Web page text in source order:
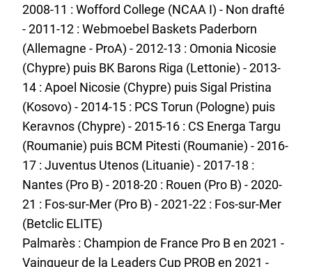
2008-11 : Wofford College (NCAA I) - Non drafté
- 2011-12 : Webmoebel Baskets Paderborn
(Allemagne - ProA) - 2012-13 : Omonia Nicosie
(Chypre) puis BK Barons Riga (Lettonie) - 2013-
14 : Apoel Nicosie (Chypre) puis Sigal Pristina
(Kosovo) - 2014-15 : PCS Torun (Pologne) puis
Keravnos (Chypre) - 2015-16 : CS Energa Targu
(Roumanie) puis BCM Pitesti (Roumanie) - 2016-
17 : Juventus Utenos (Lituanie) - 2017-18 :
Nantes (Pro B) - 2018-20 : Rouen (Pro B) - 2020-
21 : Fos-sur-Mer (Pro B) - 2021-22 : Fos-sur-Mer
(Betclic ELITE)
Palmarès : Champion de France Pro B en 2021 -
Vainqueur de la Leaders Cup PROB en 2021 -